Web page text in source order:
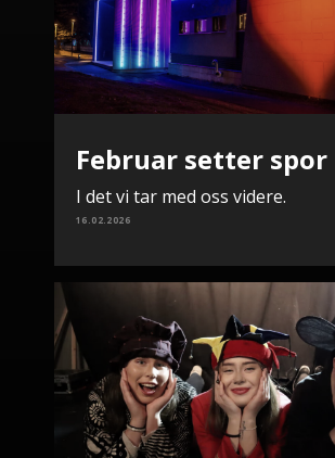
Februar setter spor
I det vi tar med oss videre.
16.02.2026